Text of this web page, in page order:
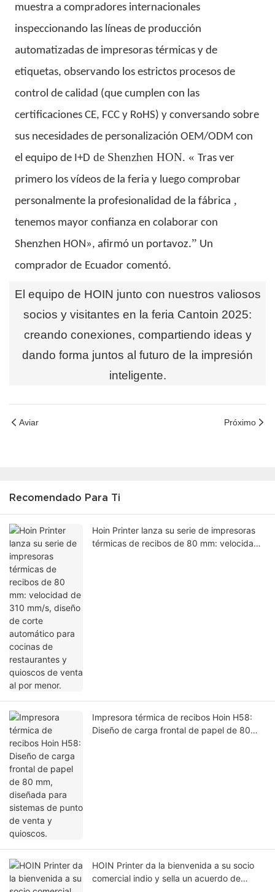
muestra a compradores internacionales
inspeccionando las líneas de producción
automatizadas de impresoras térmicas y de
etiquetas, observando los estrictos procesos de
control de calidad (que cumplen con las
certificaciones CE, FCC y RoHS) y conversando sobre
sus necesidades de personalización OEM/ODM con
el equipo de I+D deShenzhen HON. « Tras ver
primero los vídeos de la feria y luego comprobar
personalmente la profesionalidad de la fábrica ,
tenemos mayor confianza en colaborar con
Shenzhen HON», afirmó un portavoz.” Un
comprador de Ecuador comentó.
El equipo de HOIN junto con nuestros valiosos
socios y visitantes en la feria Cantoin 2025:
creando conexiones, compartiendo ideas y
dando forma juntos al futuro de la impresión
inteligente.
Aviar Próximo
Recomendado Para Ti
Hoin Printer lanza su serie de impresoras
térmicas de recibos de 80 mm: velocidad
Impresora térmica de recibos Hoin H58:
Diseño de carga frontal de papel de 80
HOIN Printer da la bienvenida a su socio
comercial indio y sella un acuerdo de